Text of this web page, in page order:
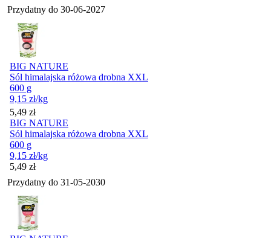
Przydatny do 30-06-2027
BIG NATURE
Sól himalajska różowa drobna XXL
600 g
9,15 zł/kg
Cena
5,49 zł
BIG NATURE
Sól himalajska różowa drobna XXL
600 g
9,15 zł/kg
Cena
5,49 zł
Przydatny do 31-05-2030